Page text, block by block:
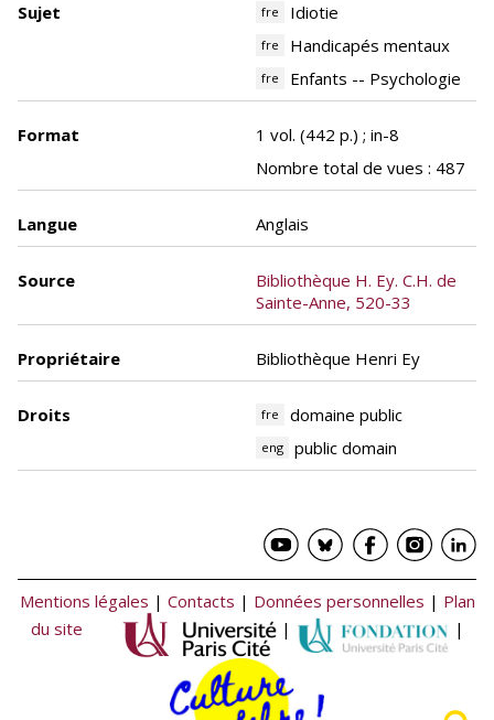
Sujet fre Idiotie
fre Handicapés mentaux
fre Enfants -- Psychologie
Format
1 vol. (442 p.) ; in-8
Nombre total de vues : 487
Langue Anglais
Source
Bibliothèque H. Ey. C.H. de
Sainte-Anne, 520-33
Propriétaire Bibliothèque Henri Ey
Droits fre domaine public
eng public domain
Mentions légales | Contacts | Données personnelles | Plan
du site
| |